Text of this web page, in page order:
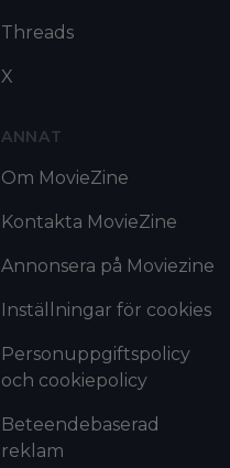
Threads
X
ANNAT
Om MovieZine
Kontakta MovieZine
Annonsera på Moviezine
Inställningar för cookies
Personuppgiftspolicy
och cookiepolicy
Beteendebaserad
reklam